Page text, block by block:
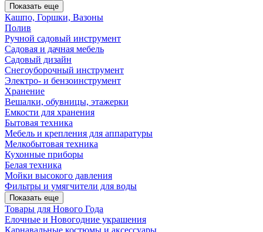
Показать еще
Кашпо, Горшки, Вазоны
Полив
Ручной садовый инструмент
Садовая и дачная мебель
Садовый дизайн
Снегоуборочный инструмент
Электро- и бензоинструмент
Хранение
Вешалки, обувницы, этажерки
Емкости для хранения
Бытовая техника
Мебель и крепления для аппаратуры
Мелкобытовая техника
Кухонные приборы
Белая техника
Мойки высокого давления
Фильтры и умягчители для воды
Показать еще
Товары для Нового Года
Елочные и Новогодние украшения
Карнавальные костюмы и аксессуары